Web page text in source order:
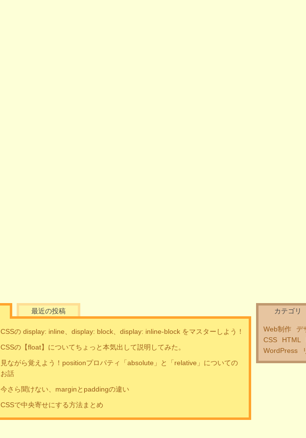
最近の投稿
CSSの display: inline、display: block、display: inline-block をマスターしよう！
CSSの【float】についてちょっと本気出して説明してみた。
見ながら覚えよう！positionプロパティ「absolute」と「relative」についての
お話
今さら聞けない、marginとpaddingの違い
CSSで中央寄せにする方法まとめ
カテゴリ
Web制作 デ
CSS
HTML
WordPress